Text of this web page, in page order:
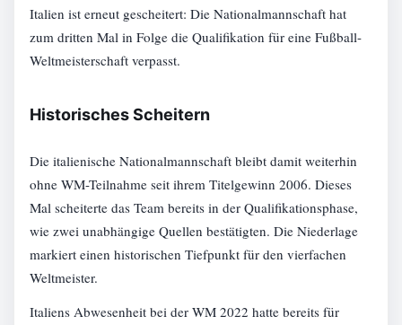
Italien ist erneut gescheitert: Die Nationalmannschaft hat
zum dritten Mal in Folge die Qualifikation für eine Fußball-
Weltmeisterschaft verpasst.
Historisches Scheitern
Die italienische Nationalmannschaft bleibt damit weiterhin
ohne WM-Teilnahme seit ihrem Titelgewinn 2006. Dieses
Mal scheiterte das Team bereits in der Qualifikationsphase,
wie zwei unabhängige Quellen bestätigten. Die Niederlage
markiert einen historischen Tiefpunkt für den vierfachen
Weltmeister.
Italiens Abwesenheit bei der WM 2022 hatte bereits für